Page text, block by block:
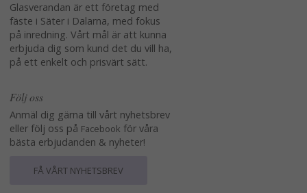
Glasverandan är ett företag med
fäste i Säter i Dalarna, med fokus
på inredning. Vårt mål är att kunna
erbjuda dig som kund det du vill ha,
på ett enkelt och prisvärt sätt.
Följ oss
Anmäl dig gärna till vårt nyhetsbrev
eller följ oss på Facebook för våra
bästa erbjudanden & nyheter!
FÅ VÅRT NYHETSBREV